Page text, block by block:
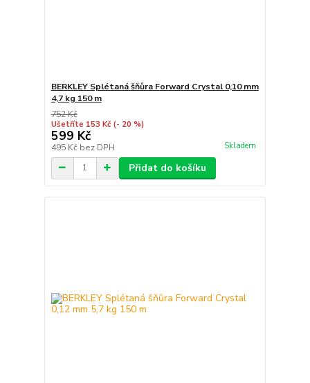
BERKLEY Splétaná šňůra Forward Crystal 0,10 mm
4,7 kg 150 m
752 Kč
Ušetříte 153 Kč (- 20 %)
599 Kč
495 Kč bez DPH Skladem
Přidat do košíku